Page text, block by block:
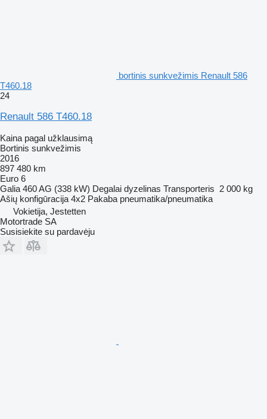
bortinis sunkvežimis Renault 586
T460.18
24
Renault 586 T460.18
Kaina pagal užklausimą
Bortinis sunkvežimis
2016
897 480 km
Euro 6
Galia 460 AG (338 kW) Degalai dyzelinas Transporteris 2 000 kg
Ašių konfigūracija 4x2 Pakaba pneumatika/pneumatika
Vokietija, Jestetten
Motortrade SA
Susisiekite su pardavėju